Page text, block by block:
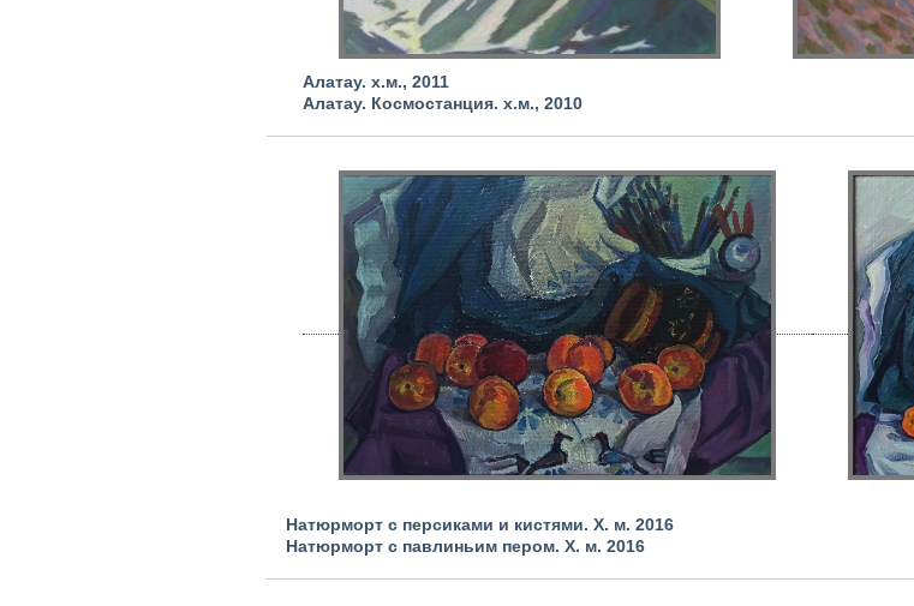
Алатау. х.м., 2011
Алатау. Космостанция. х.м., 2010
Натюрморт с персиками и кистями. Х. м. 2016
Натюрморт с павлиньим пером. Х. м. 2016